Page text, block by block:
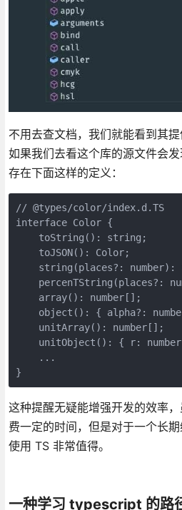
不用去查文档，我们就能看到其提
如果我们去看这个库的源文件会
存在下面这样的定义：
// @types/color/index.d.TS
interface Color {
    toString(): string;
    toJSON(): Color;
string(places?: number):
percenTString(places?:
    array(): number[];
object(): { alpha?:
    unitArray(): number[];
unitObject(): { r:
    ...
}
这种提醒无疑能增强开发的效率
费一定的时间，但是对于一个长期
使用 TS 非常值得。
一种学习 typescript 的路